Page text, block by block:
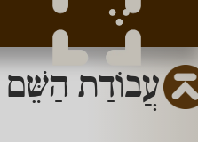
עֲבוֹדַת